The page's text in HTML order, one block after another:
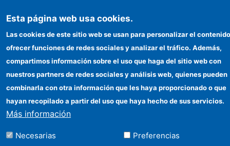
Organismos financiadores
Contacto
©Copyright 2026 Todos los derechos reservados
Esta página web usa cookies.
Las cookies de este sitio web se usan para personalizar el
ofrecer funciones de redes sociales y analizar el tráfico. Además,
compartimos información sobre el uso que haga del sitio web con
nuestros partners de redes sociales y análisis web, quienes pueden
combinarla con otra información que les haya proporcionado o que
hayan recopilado a partir del uso que haya hecho de sus servicios.
Más información
Necesarias Preferencias